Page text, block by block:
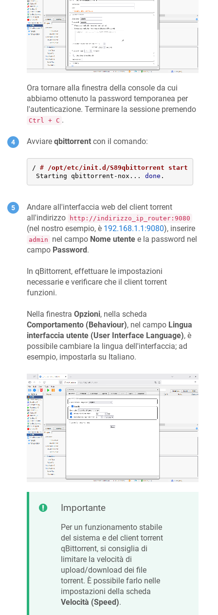
Ora tornare alla finestra della console da cui
abbiamo ottenuto la password temporanea per
l'autenticazione. Terminare la sessione premendo
Ctrl + C .
Avviare qbittorrent con il comando:
/ #
/opt/etc/init.d/S89qbittorrent start
Starting qbittorrent-nox... done .
Andare all'interfaccia web del client torrent
all'indirizzo
http://indirizzo_ip_router:9080
(nel nostro esempio, è 192.168.1.1:9080), inserire
admin nel campo Nome utente e la password nel
campo Password.
In qBittorrent, effettuare le impostazioni
necessarie e verificare che il client torrent
funzioni.
Nella finestra Opzioni, nella scheda
Comportamento (Behaviour), nel campo Lingua
interfaccia utente (User Interface Language), è
possibile cambiare la lingua dell'interfaccia; ad
esempio, impostarla su Italiano.
Importante
Per un funzionamento stabile
del sistema e del client torrent
qBittorrent, si consiglia di
limitare la velocità di
upload/download dei file
torrent. È possibile farlo nelle
impostazioni della scheda
Velocità (Speed).